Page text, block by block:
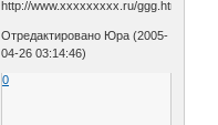
http://www.ххххххххх.ru/ggg.html
Отредактировано Юра (2005-
04-26 03:14:46)
0